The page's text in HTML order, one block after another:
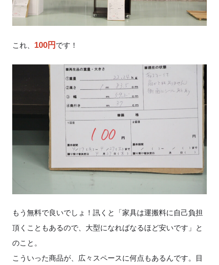
これ、 100円 です！
もう無料で良いでしょ！訊くと「家具は運搬料に自己負担
頂くこともあるので、大型になればなるほど安いです」と
のこと。
こういった商品が、広々スペースに何点もあるんです。目